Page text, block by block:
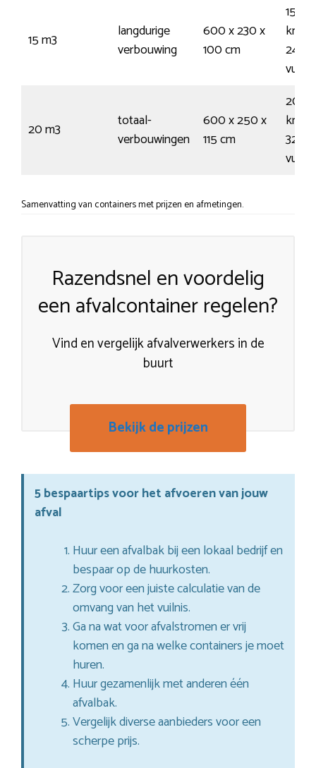
15 m3
langdurige
verbouwing
600 x 230 x
100 cm
150
245
20 m3
totaal-
verbouwingen
600 x 250 x
115 cm
200
325
Samenvatting van containers met prijzen en afmetingen.
Razendsnel en voordelig
een afvalcontainer regelen?
Vind en vergelijk afvalverwerkers in de
buurt
Bekijk de prijzen
5 bespaartips voor het afvoeren van jouw
afval
Huur een afvalbak bij een lokaal bedrijf en
bespaar op de huurkosten.
Zorg voor een juiste calculatie van de
omvang van het vuilnis.
Ga na wat voor afvalstromen er vrij
komen en ga na welke containers je moet
huren.
Huur gezamenlijk met anderen één
afvalbak.
Vergelijk diverse aanbieders voor een
scherpe prijs.